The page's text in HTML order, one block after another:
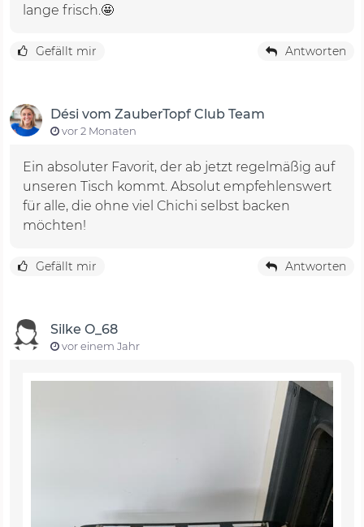
lange frisch.🤩
Gefällt mir Antworten
Dési vom ZauberTopf Club Team
vor 2 Monaten
Ein absoluter Favorit, der ab jetzt regelmäßig auf
unseren Tisch kommt. Absolut empfehlenswert
für alle, die ohne viel Chichi selbst backen
möchten!
Gefällt mir Antworten
Silke O_68
vor einem Jahr